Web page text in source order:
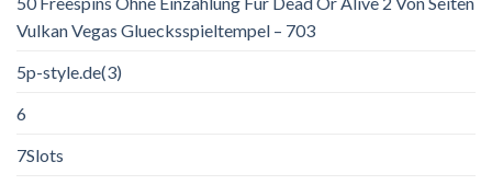
Vulkan Vegas Gluecksspieltempel – 703
5p-style.de(3)
6
7Slots